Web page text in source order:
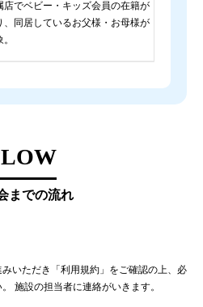
店でベビー・キッズ会員の在籍が
、同居しているお父様・お母様が
までの流れ
みいただき「利用規約」をご確認の上、必
施設の担当者に連絡がいきます。